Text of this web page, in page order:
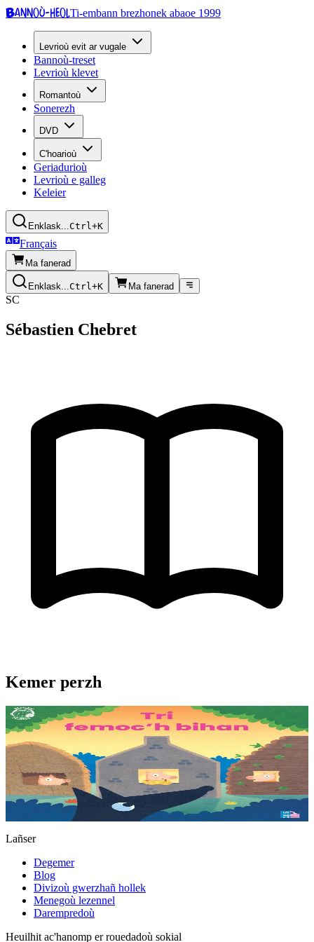
Bannoù-heolTi-embann brezhonek abaoe 1999
Levrioù evit ar vugale
Bannoù-treset
Levrioù klevet
Romantoù
Sonerezh
DVD
C'hoarioù
Geriadurioù
Levrioù e galleg
Keleier
Enklask...Ctrl+K
Français
Ma fanerad
Enklask...Ctrl+K Ma fanerad
SC
Sébastien Chebret
Kemer perzh
3 bloaz hag ouzhpenn
Tri femoc'h bihan
Ur wech e oa tri femoc’h bihan hag a veve eürus gant o zud. Un
deiz koulskoude e voe poent da bep hini kaout e di ! Ur rummad
savet a-ratozh evit ar vugale...
Lañser
Degemer
Blog
Divizoù gwerzhañ hollek
Menegoù lezennel
Darempredoù
Heuilhit ac'hanomp er rouedadoù sokial